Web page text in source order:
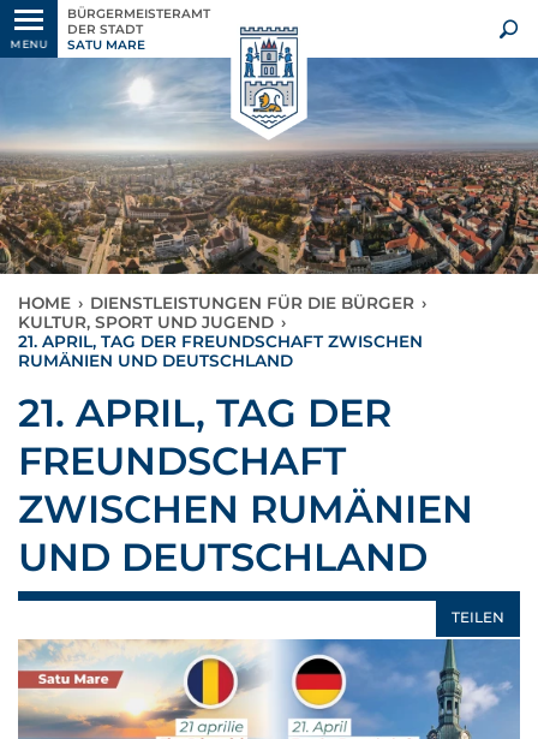
MENU
BÜRGERMEISTERAMT
DER STADT
SATU MARE
HOME › DIENSTLEISTUNGEN FÜR DIE BÜRGER ›
KULTUR, SPORT UND JUGEND ›
21. APRIL, TAG DER FREUNDSCHAFT ZWISCHEN
RUMÄNIEN UND DEUTSCHLAND
21. APRIL, TAG DER
FREUNDSCHAFT
ZWISCHEN RUMÄNIEN
UND DEUTSCHLAND
TEILEN